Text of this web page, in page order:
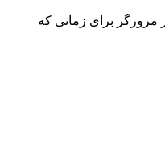
مرورگر برای زمانی که